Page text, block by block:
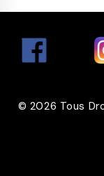
© 2026 Tous